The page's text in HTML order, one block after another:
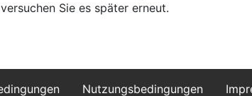
Sie es später erneut.
Nutzungsbedingungen